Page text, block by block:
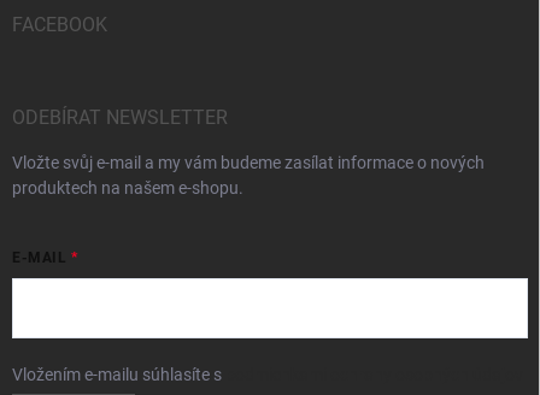
FACEBOOK
ODEBÍRAT NEWSLETTER
Vložte svůj e-mail a my vám budeme zasílat informace o nových
produktech na našem e-shopu.
E-MAIL
Vložením e-mailu súhlasíte s